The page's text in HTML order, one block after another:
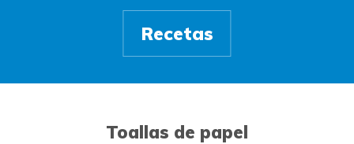
Recetas
Toallas de papel